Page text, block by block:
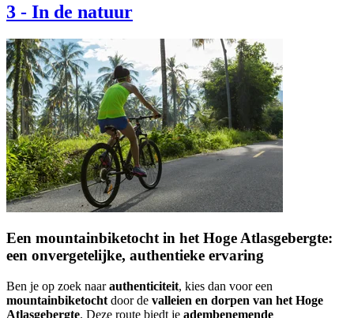
3 - In de natuur
Een mountainbiketocht in het Hoge Atlasgebergte:
een onvergetelijke, authentieke ervaring
Ben je op zoek naarauthenticiteit, kies dan voor een
mountainbiketocht door de valleien en dorpen van het Hoge
Atlasgebergte. Deze route biedt je adembenemende